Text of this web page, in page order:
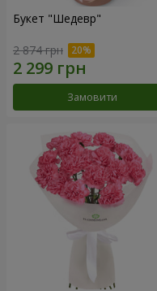
Букет "Шедевр"
2 874 грн
Замовити